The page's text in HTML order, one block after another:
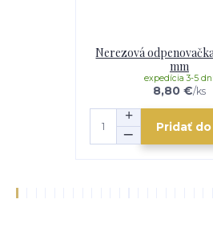
Nerezová odpenovačka
mm
8,80 €/ks
expedícia 3-5
Pridať